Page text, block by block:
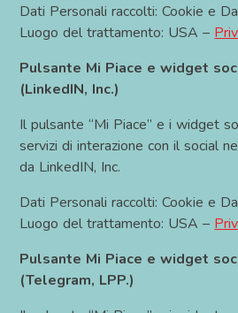
Dati Personali raccolti: Cookie e
Luogo del trattamento: USA –
Pulsante Mi Piace e widget
(LinkedIN, Inc.)
Il pulsante “Mi Piace” e i widget
servizi di interazione con il social
da LinkedIN, Inc.
Dati Personali raccolti: Cookie e
Luogo del trattamento: USA –
Pulsante Mi Piace e widget
(Telegram, LPP.)